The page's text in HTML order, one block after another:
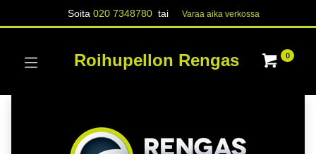
Soita020 7348780 tai Varaa aika verk​​​​ossa
Roihupellon Rengas 0